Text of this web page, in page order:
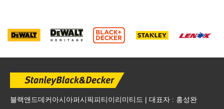
블랙앤드데커아시아퍼시픽피티이리미티드 | 대표자 : 홍성완